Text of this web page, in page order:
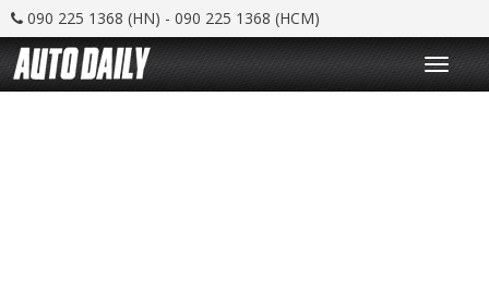
090 225 1368 (HN) - 090 225 1368 (HCM)
T
o
g